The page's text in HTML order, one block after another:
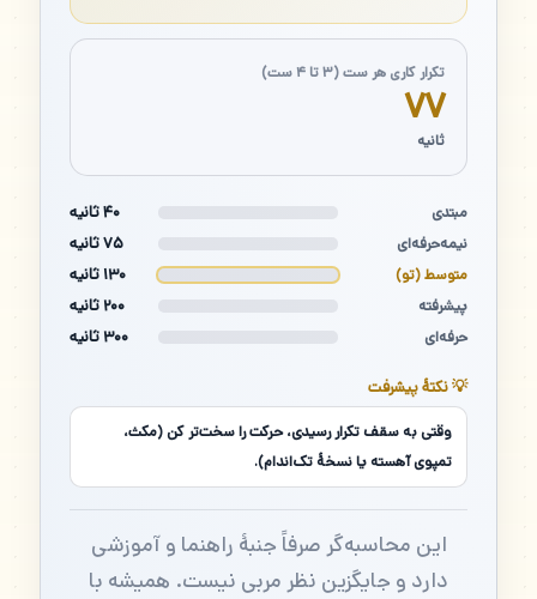
تکرار کاری هر ست (۳ تا ۴ ست)
۷۷
ثانیه
مبتدی ۴۰ ثانیه
نیمه‌حرفه‌ای ۷۵ ثانیه
متوسط (تو) ۱۳۰ ثانیه
پیشرفته ۲۰۰ ثانیه
حرفه‌ای ۳۰۰ ثانیه
💡 نکتهٔ پیشرفت
وقتی به سقف تکرار رسیدی، حرکت را سخت‌تر کن (مکث،
تمپوی آهسته یا نسخهٔ تک‌اندام).
این محاسبه‌گر صرفاً جنبهٔ راهنما و آموزشی
دارد و جایگزین نظر مربی نیست. همیشه با